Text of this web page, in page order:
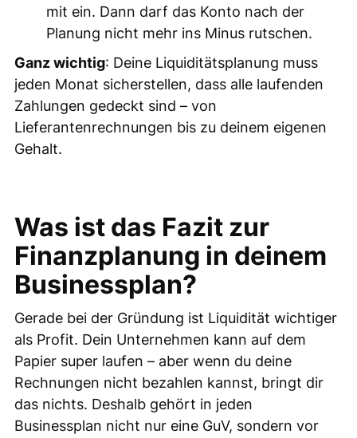
mit ein. Dann darf das Konto nach der
Planung nicht mehr ins Minus rutschen.
Ganz wichtig: Deine Liquiditätsplanung muss
jeden Monat sicherstellen, dass alle laufenden
Zahlungen gedeckt sind – von
Lieferantenrechnungen bis zu deinem eigenen
Gehalt.
Was ist das Fazit zur
Finanzplanung in deinem
Businessplan?
Gerade bei der Gründung ist Liquidität wichtiger
als Profit. Dein Unternehmen kann auf dem
Papier super laufen – aber wenn du deine
Rechnungen nicht bezahlen kannst, bringt dir
das nichts. Deshalb gehört in jeden
Businessplan nicht nur eine GuV, sondern vor